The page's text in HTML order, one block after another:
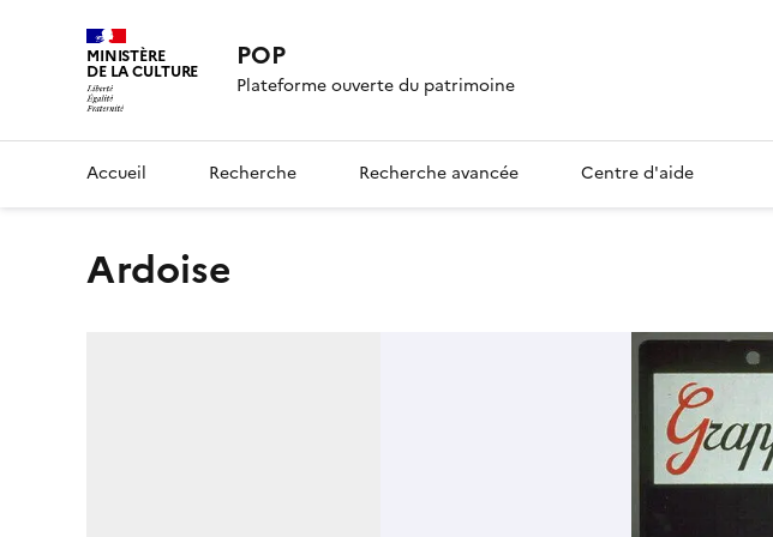
MINISTÈRE
DE LA CULTURE POP
Plateforme ouverte du patrimoine
Accueil Recherche Recherche avancée Centre d'aide
ardoise